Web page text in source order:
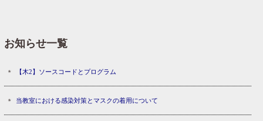
お知らせ一覧
【木2】ソースコードとプログラム
当教室における感染対策とマスクの着用について